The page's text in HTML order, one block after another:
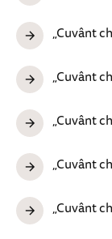
„Cuvânt
„Cuvânt
„Cuvânt
„Cuvânt
„Cuvânt